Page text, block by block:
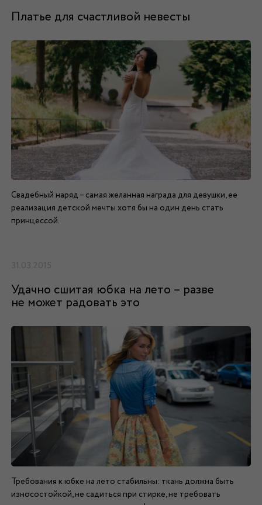
Платье для счастливой невесты
Свадебный наряд – самая желанная награда для девушки, ее
реализация детской мечты хотя бы на один день стать
принцессой.
31.03.2015
Удачно сшитая юбка на лето – разве
не может радовать это
Требования к юбке на лето стабильны: ткань должна быть
износостойкой, не садиться при стирке, не требовать